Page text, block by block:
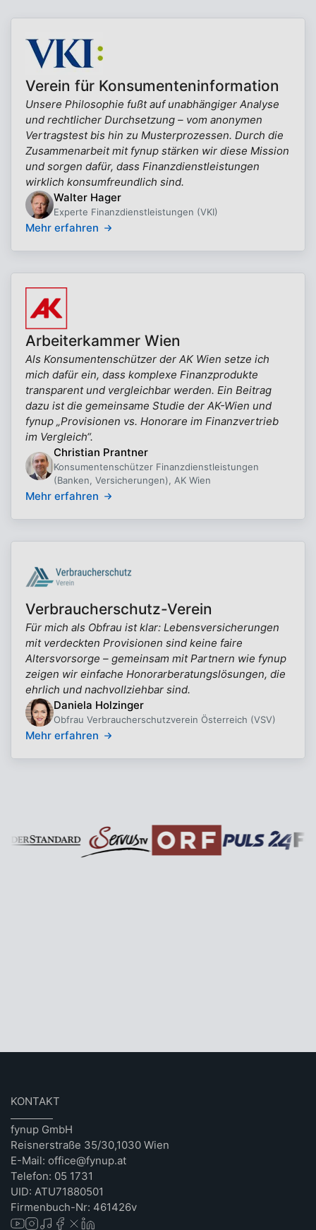
Verein für Konsumenteninformation
Unsere Philosophie fußt auf unabhängiger Analyse
und rechtlicher Durchsetzung – vom anonymen
Vertragstest bis hin zu Musterprozessen. Durch die
Zusammenarbeit mit fynup stärken wir diese Mission
und sorgen dafür, dass Finanzdienstleistungen
wirklich konsumfreundlich sind.
Walter Hager
Experte Finanzdienstleistungen (VKI)
Mehr erfahren
Arbeiterkammer Wien
Als Konsumentenschützer der AK Wien setze ich
mich dafür ein, dass komplexe Finanzprodukte
transparent und vergleichbar werden. Ein Beitrag
dazu ist die gemeinsame Studie der AK-Wien und
fynup „Provisionen vs. Honorare im Finanzvertrieb
im Vergleich“.
Christian Prantner
Konsumentenschützer Finanzdienstleistungen
(Banken, Versicherungen), AK Wien
Mehr erfahren
Verbraucherschutz-Verein
Für mich als Obfrau ist klar: Lebensversicherungen
mit verdeckten Provisionen sind keine faire
Altersvorsorge – gemeinsam mit Partnern wie fynup
zeigen wir einfache Honorarberatungslösungen, die
ehrlich und nachvollziehbar sind.
Daniela Holzinger
Obfrau Verbraucherschutzverein Österreich (VSV)
Mehr erfahren
KONTAKT
fynup GmbH
Reisnerstraße 35/30,1030 Wien
E-Mail: office@fynup.at
Telefon: 05 1731
UID: ATU71880501
Firmenbuch-Nr: 461426v